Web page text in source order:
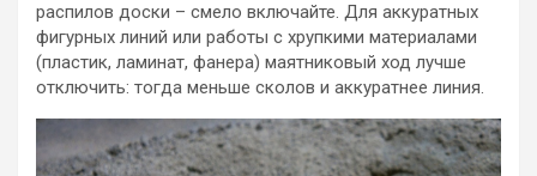
распилов доски – смело включайте. Для аккуратных
фигурных линий или работы с хрупкими материалами
(пластик, ламинат, фанера) маятниковый ход лучше
отключить: тогда меньше сколов и аккуратнее линия.